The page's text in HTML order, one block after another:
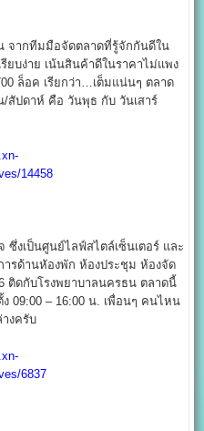
จากทีมมือจัดตลาดที่รู้จักกันดีใน
ยบง่าย เน้นสินค้าดีในราคาไม่แพง
ล็อค เรียกว่า…เต็มแน่นๆ ตลาด
สัปดาห์ คือ วันพุธ กับ วันเสาร์
14458
ซึ่งเป็นศูนย์ไลฟ์สไตล์เซ็นเตอร์ และ
ารด้านหัองพัก ห้องประชุม ห้องจัด
ติดกับโรงพยาบาลนครธน ตลาดนี้
09:00 – 16:00 น. เพื่อนๆ คนไหน
งครับ
6837